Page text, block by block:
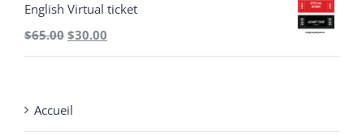
initial
était :
actuel
est :
English Virtual ticket
$65.00 Le
prix
était :
$30.00
prix
Accueil